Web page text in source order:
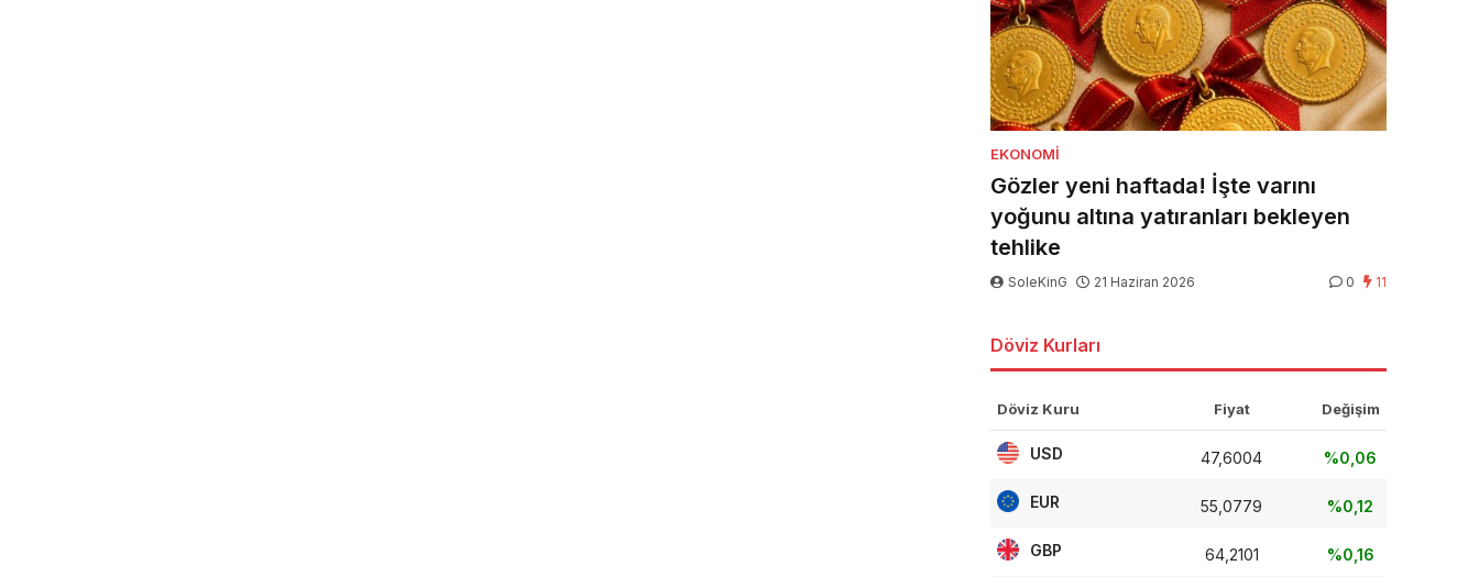
EKONOMI
Gözler yeni haftada! İşte varını
yoğunu altına yatıranları bekleyen
tehlike
SoleKinG 21 Haziran 2026 0 11
Döviz Kurları
Döviz Kuru Fiyat Değişim
USD 47,6004 %0,06
EUR 55,0779 %0,12
GBP 64,2101 %0,16